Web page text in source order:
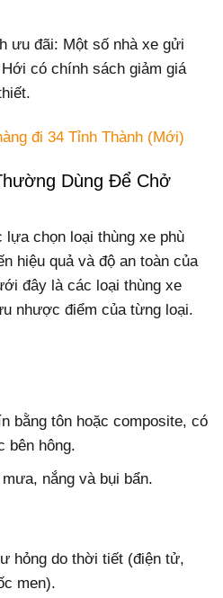
ưu đãi: Một số nhà xe gửi
có chính sách giảm giá
đi 34 Tỉnh Thành (Mới)
Dùng Để Chở
lựa chọn loại thùng xe phù
hiệu quả và độ an toàn của
đây là các loại thùng xe
nhược điểm của từng loại.
bằng tôn hoặc composite, có
bên hông.
nắng và bụi bẩn.
hỏng do thời tiết (điện tử,
men).